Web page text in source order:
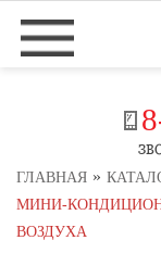
ГЛАВНАЯ »
МИНИ-
ВОЗДУХА